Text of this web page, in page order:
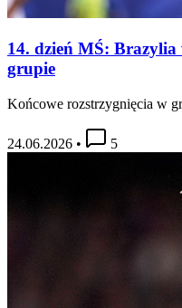
14. dzień MŚ: Brazylia
grupie
Końcowe rozstrzygnięcia w
24.06.2026 • 5